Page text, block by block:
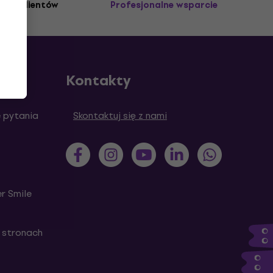
3M+ klientów Profesjonalne wsparcie
pytania
Smile
stronach
Kontakty
Skontaktuj się z nami